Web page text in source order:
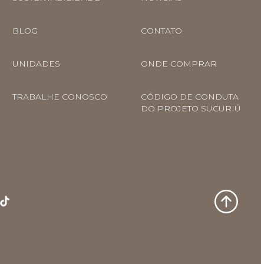
BLOG CONTATO
UNIDADES ONDE COMPRAR
TRABALHE CONOSCO
CÓDIGO DE CONDUTA
DO PROJETO SUCURIÚ